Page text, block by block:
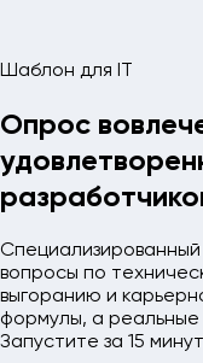
Шаблон для IT
Опрос
вопросы по
выгоранию и
формулы, а
Запустите за 15